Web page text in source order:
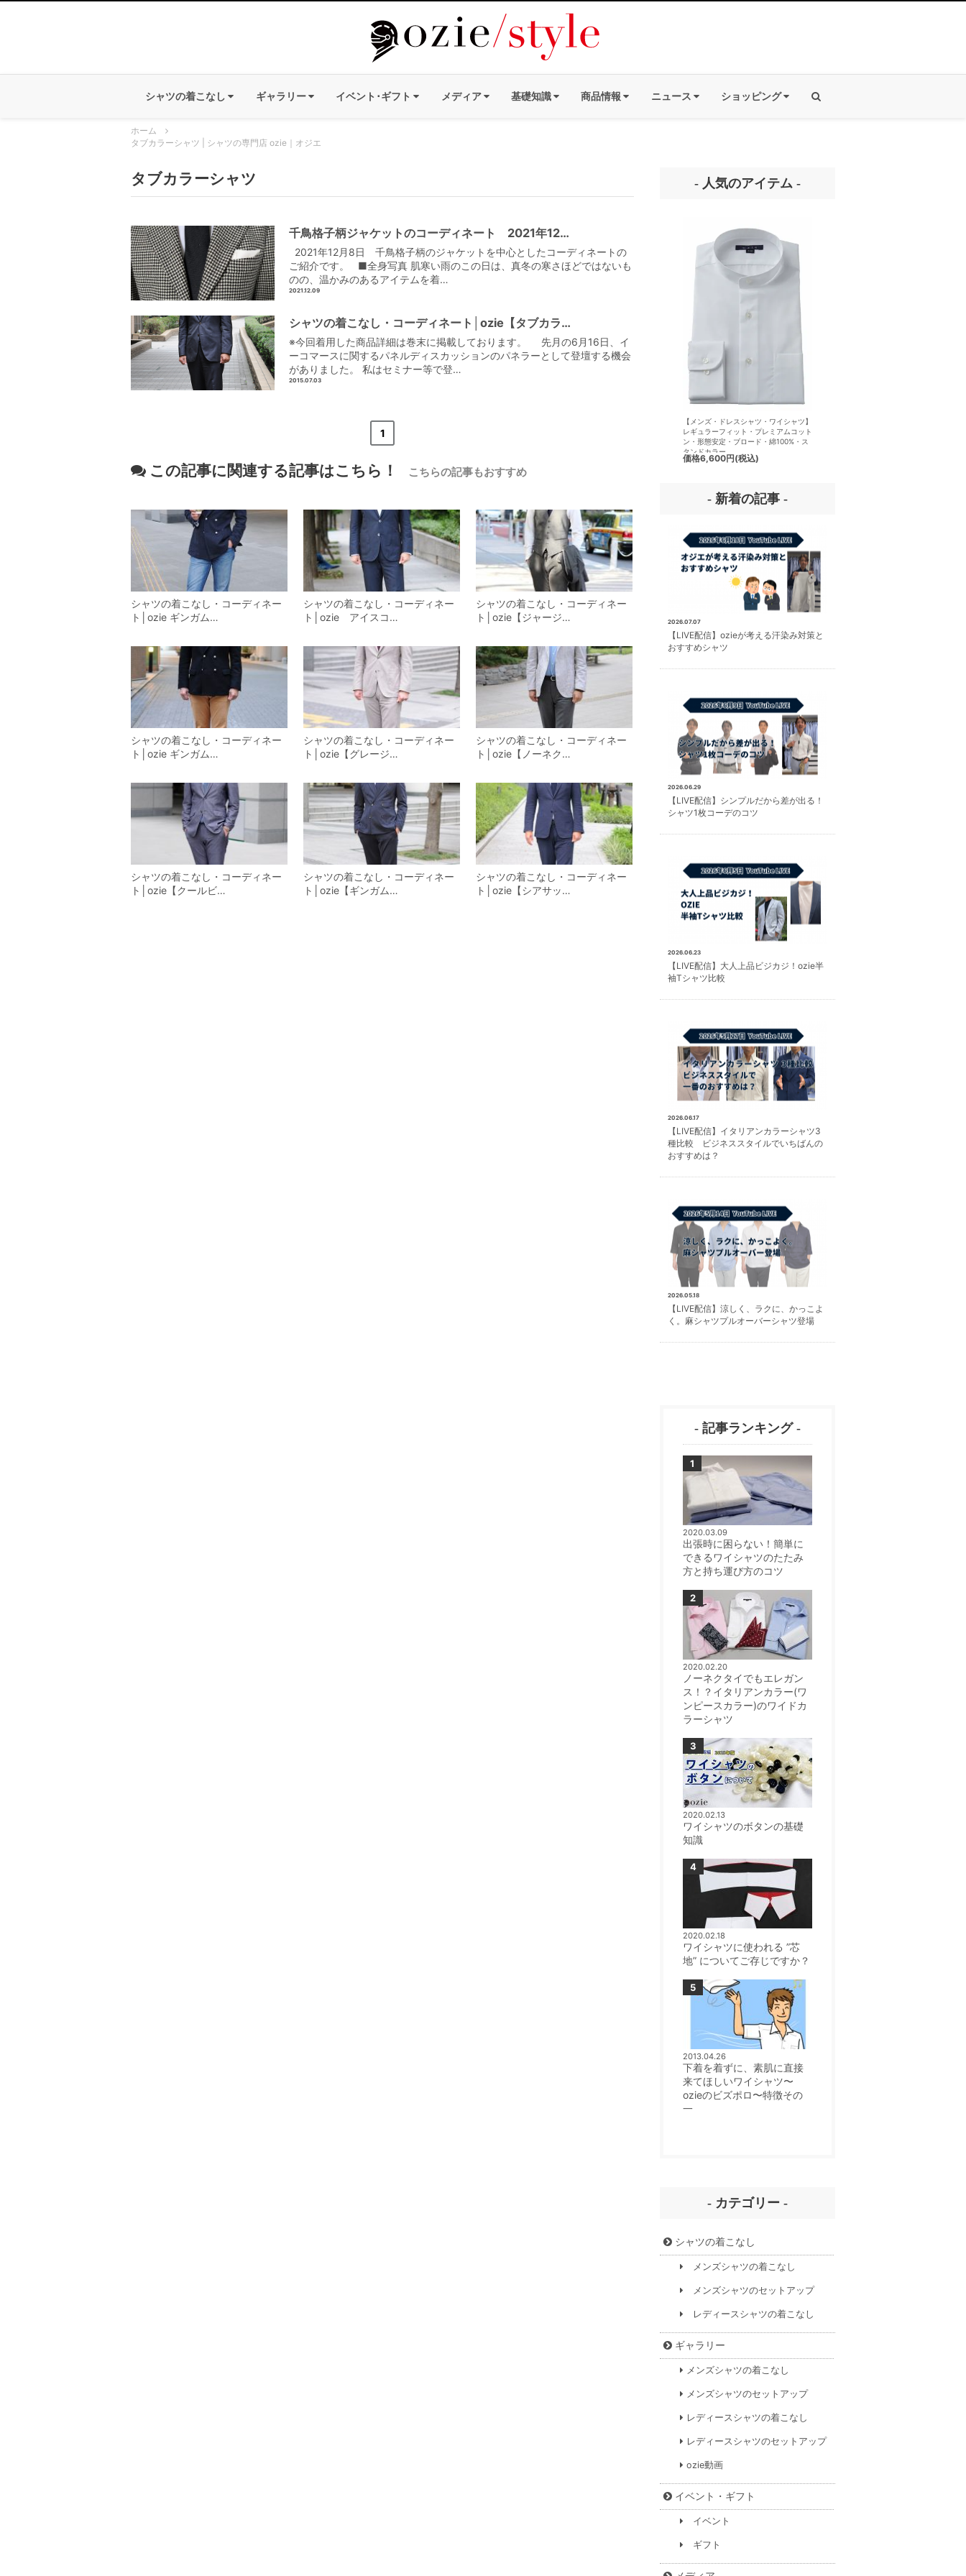
シャツの着こなし ギャラリー イベント･ギフト メディア 基礎知識 商品情報 ニュース ショッピング
ホーム
タブカラーシャツ | シャツの専門店 ozie｜オジエ
タブカラーシャツ
千鳥格子柄ジャケットのコーディネート 2021年12…
2021年12月8日 千鳥格子柄のジャケットを中心としたコーディネートの
ご紹介です。 ■全身写真 肌寒い雨のこの日は、真冬の寒さほどではないも
のの、温かみのあるアイテムを着…
2021.12.09
シャツの着こなし・コーディネート│ozie【タブカラ…
※今回着用した商品詳細は巻末に掲載しております。 先月の6月16日、イ
ーコマースに関するパネルディスカッションのパネラーとして登壇する機会
がありました。 私はセミナー等で登…
2015.07.03
1
この記事に関連する記事はこちら！ こちらの記事もおすすめ
シャツの着こなし・コーディネー
ト│ozie ギンガム…
シャツの着こなし・コーディネー
ト│ozie アイスコ…
シャツの着こなし・コーディネー
ト│ozie【ジャージ…
シャツの着こなし・コーディネー
ト│ozie ギンガム…
シャツの着こなし・コーディネー
ト│ozie【グレージ…
シャツの着こなし・コーディネー
ト│ozie【ノーネク…
シャツの着こなし・コーディネー
ト│ozie【クールビ…
シャツの着こなし・コーディネー
ト│ozie【ギンガム…
シャツの着こなし・コーディネー
ト│ozie【シアサッ…
- 人気のアイテム -
ン・ボタンダウン・ポケッ
【メンズ・ドレスシャツ・ワイシャツ】
レギュラーフィット・プレミアムコット
ン・形態安定・ブロード・綿100%・ス
タンドカラー
価格6,600円(税込)
- 新着の記事 -
2026.07.07
【LIVE配信】ozieが考える汗染み対策と
おすすめシャツ
2026.06.29
【LIVE配信】シンプルだから差が出る！
シャツ1枚コーデのコツ
2026.06.23
【LIVE配信】大人上品ビジカジ！ozie半
袖Tシャツ比較
2026.06.17
【LIVE配信】イタリアンカラーシャツ3
種比較 ビジネススタイルでいちばんの
おすすめは？
2026.05.18
【LIVE配信】涼しく、ラクに、かっこよ
く。麻シャツプルオーバーシャツ登場
- 記事ランキング -
2020.03.09
出張時に困らない！簡単に
できるワイシャツのたたみ
方と持ち運び方のコツ
2020.02.20
ノーネクタイでもエレガン
ス！？イタリアンカラー(ワ
ンピースカラー)のワイドカ
ラーシャツ
2020.02.13
ワイシャツのボタンの基礎
知識
2020.02.18
ワイシャツに使われる ”芯
地” についてご存じですか？
2013.04.26
下着を着ずに、素肌に直接
来てほしいワイシャツ〜
ozieのビズポロ〜特徴その
一
- カテゴリー -
シャツの着こなし
メンズシャツの着こなし
メンズシャツのセットアップ
レディースシャツの着こなし
ギャラリー
メンズシャツの着こなし
メンズシャツのセットアップ
レディースシャツの着こなし
レディースシャツのセットアップ
ozie動画
イベント・ギフト
イベント
ギフト